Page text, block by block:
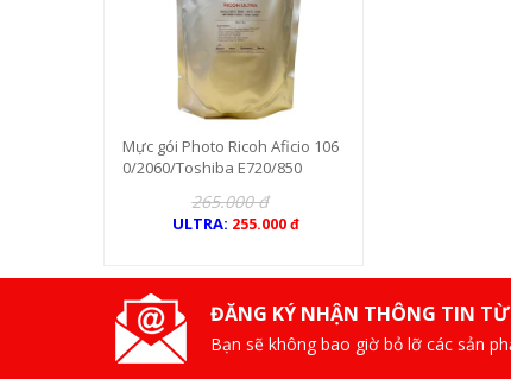
Mực gói Photo Ricoh Aficio 106
0/2060/Toshiba E720/850
265.000 đ
ULTRA: 255.000 đ
ĐĂNG KÝ NHẬN THÔNG TIN TỪ
Bạn sẽ không bao giờ bỏ lỡ các sản